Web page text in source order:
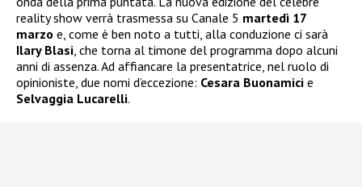
reality show verrà trasmessa su Canale 5 martedì 17
marzo e, come è ben noto a tutti, alla conduzione ci sarà
Ilary Blasi, che torna al timone del programma dopo alcuni
anni di assenza. Ad affiancare la presentatrice, nel ruolo di
opinioniste, due nomi d’eccezione: Cesara Buonamici e
Selvaggia Lucarelli.